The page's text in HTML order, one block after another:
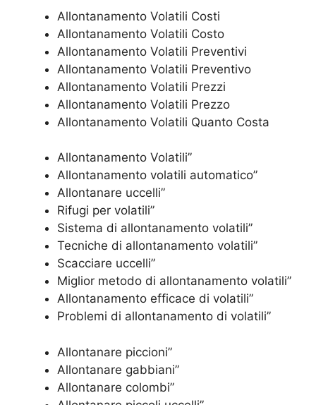
Allontanamento Volatili Costi
Allontanamento Volatili Costo
Allontanamento Volatili Preventivi
Allontanamento Volatili Preventivo
Allontanamento Volatili Prezzi
Allontanamento Volatili Prezzo
Allontanamento Volatili Quanto Costa
Allontanamento Volatili”
Allontanamento volatili automatico”
Allontanare uccelli”
Rifugi per volatili”
Sistema di allontanamento volatili”
Tecniche di allontanamento volatili”
Scacciare uccelli”
Miglior metodo di allontanamento volatili”
Allontanamento efficace di volatili”
Problemi di allontanamento di volatili”
Allontanare piccioni”
Allontanare gabbiani”
Allontanare colombi”